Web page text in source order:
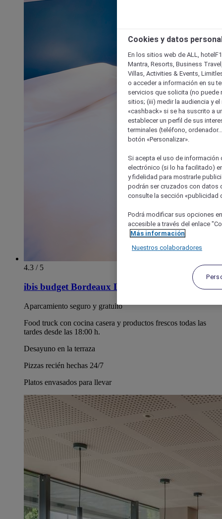
4.3 / 5
ibis budget Bordeaux Lormont
Aparcamiento seguro y gratuito
Food truck con cocina casera y productos frescos todas las
tardes desde las 18:00 h.
Desayuno en la terraza
Pizzas recién hechas 24/7
Platos envasados para llevar
Cookies y datos
En los sitios web de ALL,
Mantra, Resorts, Business
Villas, Activities & Events,
o acceder a información en su
servicios que solicita (no puede
sitios; (iii) medir la audiencia y
«cashback» si se ha suscrito a
establecer un perfil de sus
terminales (teléfono,
botón «Personalizar».
Si acepta el uso de
electrónico (si lo ha facilitado)
y fidelidad para mostrarle
podrán ser cruzados con datos
consulte la sección «publicidad
Podrá modificar sus opciones
accesible a través del enlace
Más información
Nuestros colaboradores